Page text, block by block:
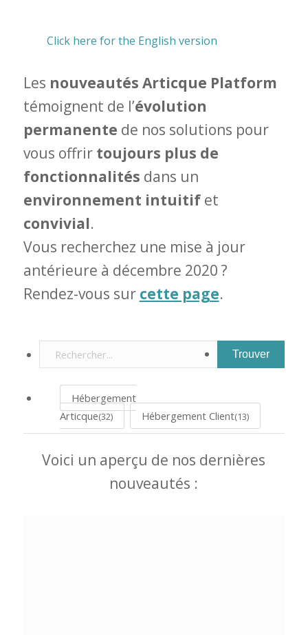
Click here for the English version
Les nouveautés Articque Platform
témoignent de l’évolution
permanente de nos solutions pour
vous offrir toujours plus de
fonctionnalités dans un
environnement intuitifet
convivial.
Vous recherchez une mise à jour
antérieure à décembre 2020 ?
Rendez-vous sur cette page.
Hébergement
Articque(32) Hébergement Client(13)
Voici un aperçu de nos dernières
nouveautés :